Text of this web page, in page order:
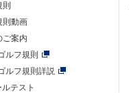
則動画
ご案内
ルフ規則
ルフ規則詳説
テスト